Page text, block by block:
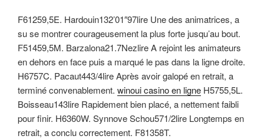
F61259,5E. Hardouin132’01″97lire Une des animatrices, a
su se montrer courageusement la plus forte jusqu’au bout.
F51459,5M. Barzalona21.7Nezlire A rejoint les animateurs
en dehors en face puis a marqué le pas dans la ligne droite.
H6757C. Pacaut443/4lire Après avoir galopé en retrait, a
terminé convenablement. winoui casino en ligne H5755,5L.
Boisseau143lire Rapidement bien placé, a nettement faibli
pour finir. H6360W. Synnove Schou571/2lire Longtemps en
retrait, a conclu correctement. F81358T.